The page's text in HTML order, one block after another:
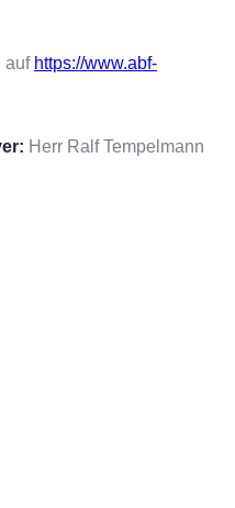
auf https://www.abf-
Herr Ralf Tempelmann